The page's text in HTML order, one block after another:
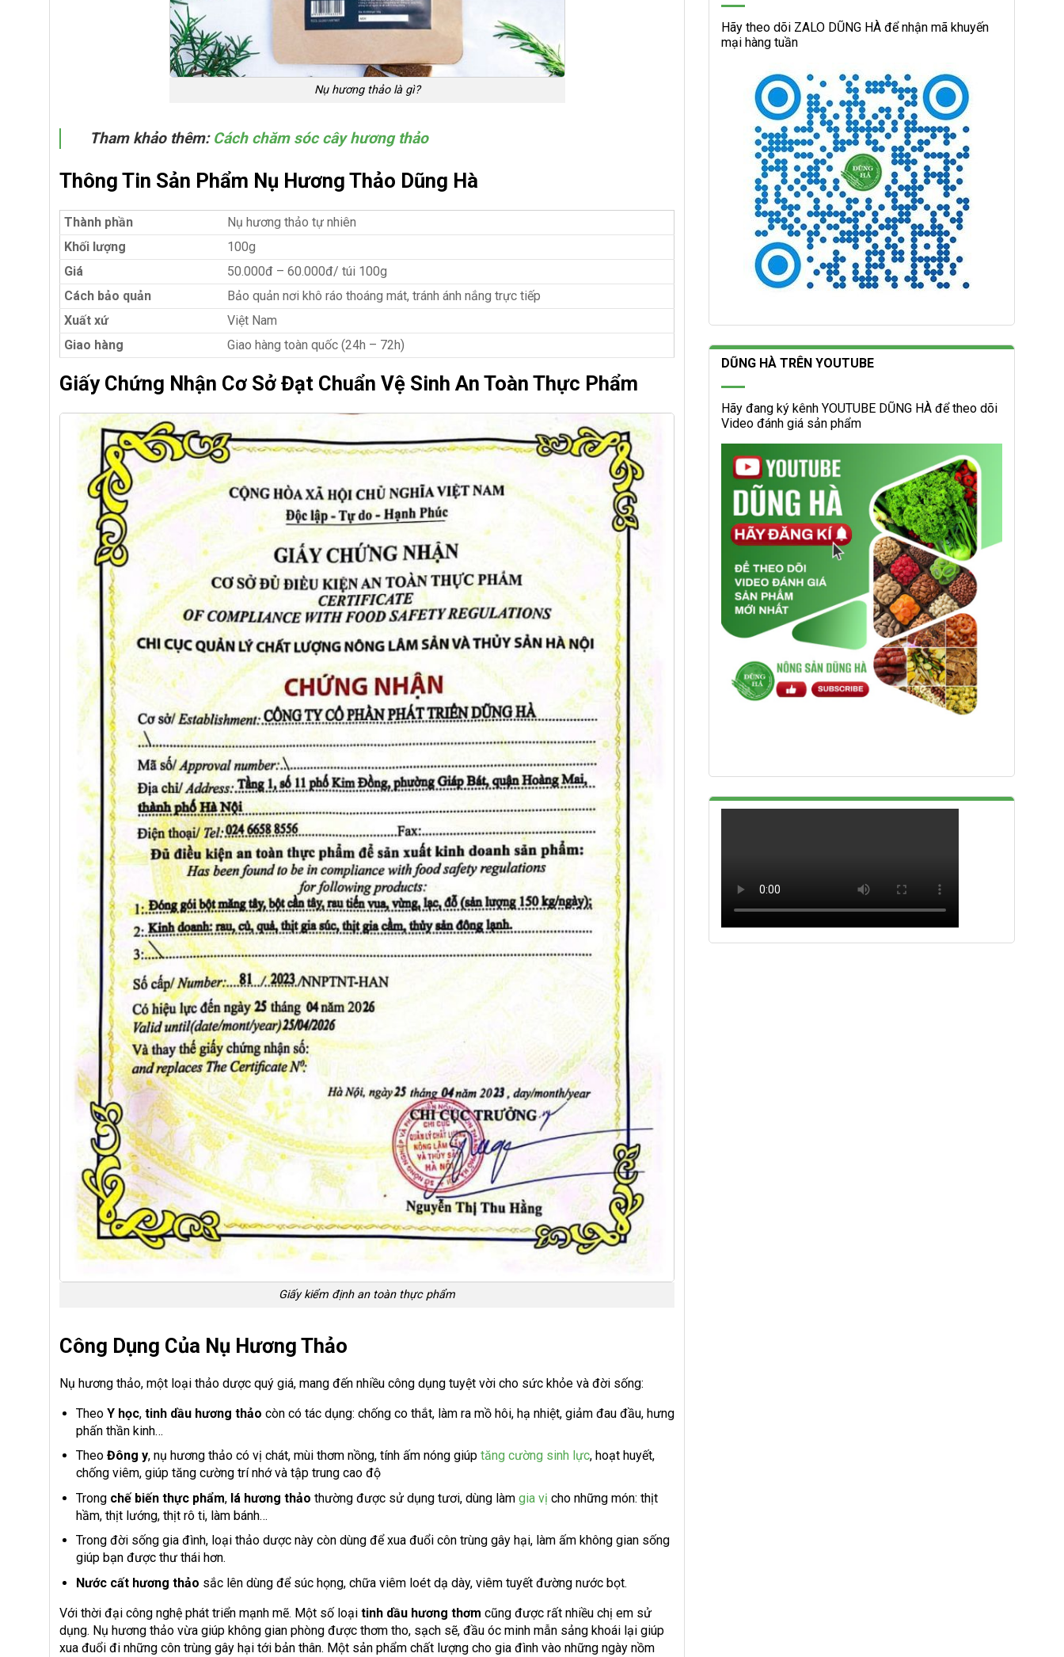
Nụ hương thảo là gì?
Tham khảo thêm:Cách chăm sóc cây hương thảo
Thông Tin Sản Phẩm Nụ Hương Thảo Dũng Hà
Thành phần
Nụ hương thảo tự nhiên
Khối lượng
100g
Giá
50.000đ – 60.000đ/ túi 100g
Cách bảo quản
Bảo quản nơi khô ráo thoáng mát, tránh ánh nắng trực tiếp
Xuất xứ
Việt Nam
Giao hàng
Giao hàng toàn quốc (24h – 72h)
Giấy Chứng Nhận Cơ Sở Đạt Chuẩn Vệ Sinh An Toàn Thực Phẩm
Giấy kiểm định an toàn thực phẩm
Công Dụng Của Nụ Hương Thảo
Nụ hương thảo, một loại thảo dược quý giá, mang đến nhiều công dụng tuyệt vời cho sức khỏe và đời sống:
Theo Y học, tinh dầu hương thảo còn có tác dụng: chống co thắt, làm ra mồ hôi, hạ nhiệt, giảm đau đầu, hưng
phấn thần kinh…
Theo Đông y, nụ hương thảo có vị chát, mùi thơm nồng, tính ấm nóng giúp tăng cường sinh lực, hoạt huyết,
chống viêm, giúp tăng cường trí nhớ và tập trung cao độ
Trong chế biến thực phẩm, lá hương thảo thường được sử dụng tươi, dùng làm gia vị cho những món: thịt
hầm, thịt lướng, thịt rô ti, làm bánh…
Trong đời sống gia đình, loại thảo dược này còn dùng để xua đuổi côn trùng gây hại, làm ấm không gian sống
giúp bạn được thư thái hơn.
Nước cất hương thảo sắc lên dùng để súc họng, chữa viêm loét dạ dày, viêm tuyết đường nước bọt.
Với thời đại công nghệ phát triển mạnh mẽ. Một số loại tinh dầu hương thơm cũng được rất nhiều chị em sử
dụng. Nụ hương thảo vừa giúp không gian phòng được thơm tho, sạch sẽ, đầu óc minh mẫn sảng khoái lại giúp
xua đuổi đi những côn trùng gây hại tới bản thân. Một sản phẩm chất lượng cho gia đình vào những ngày nồm
Hãy theo dõi ZALO DŨNG HÀ để nhận mã khuyến
mại hàng tuần
DŨNG HÀ TRÊN YOUTUBE
Hãy đang ký kênh YOUTUBE DŨNG HÀ để theo dõi
Video đánh giá sản phẩm